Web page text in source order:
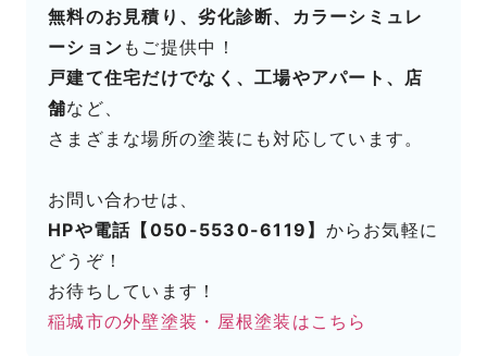
無料のお見積り、劣化診断、カラーシミュレ
ーション もご提供中！
戸建て住宅だけでなく、工場やアパート、店
舗など、
さまざまな場所の塗装にも対応しています。
お問い合わせは、
HPや電話【050-5530-6119】 からお気軽に
どうぞ！
お待ちしています！
稲城市の外壁塗装・屋根塗装はこちら